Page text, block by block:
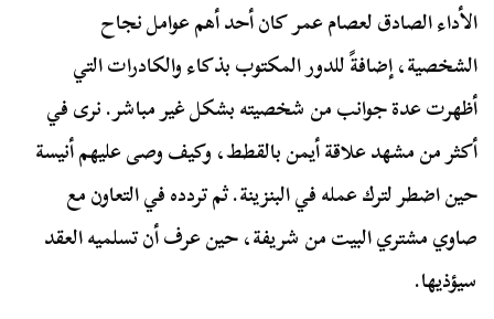
الأداء الصادق لعصام عمر كان أحد أهم عوامل نجاح
الشخصية، إضافةً للدور المكتوب بذكاء والكادرات التي
أظهرت عدة جوانب من شخصيته بشكل غير مباشر. نرى في
أكثر من مشهد علاقة أيمن بالقطط، وكيف وصى عليهم أنيسة
حين اضطر لترك عمله في البنزينة. ثم تردده في التعاون مع
صاوي مشتري البيت من شريفة، حين عرف أن تسلميه العقد
سيؤذيها.